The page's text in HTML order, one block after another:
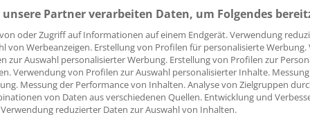
sagte der Vizepräsident des Deutschen Pflegerates
Nach seinen Angaben werden in den kommenden
Pflegekräfte benötigt. Laut Wagner erhalten
heute nicht mehr die Betreuung, die sie benötigen,
professionelle Arbeitsbedingungen für die Pflegekräfte,
Partner verarbeiten Daten, um Folgendes
oder Zugriff auf Informationen auf einem Endgerät. Verwendung
von Werbeanzeigen. Erstellung von Profilen für personalisierte
zur Auswahl personalisierter Werbung. Erstellung von Profilen zur
Verwendung von Profilen zur Auswahl personalisierter Inhalte.
Messung der Performance von Inhalten. Analyse von Zielgruppen
von Daten aus verschiedenen Quellen. Entwicklung und
reduzierter Daten zur Auswahl von Inhalten.